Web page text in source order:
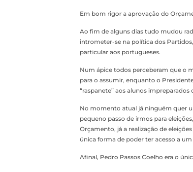
Em bom rigor a aprovação do
Ao fim de alguns dias tudo mudou
intrometer-se na política dos
particular aos portugueses.
Num ápice todos perceberam que o
para o assumir, enquanto o
“raspanete” aos alunos
No momento atual já ninguém quer
pequeno passo de irmos para
Orçamento, já a realização de
única forma de poder ter acesso a
Afinal, Pedro Passos Coelho era o